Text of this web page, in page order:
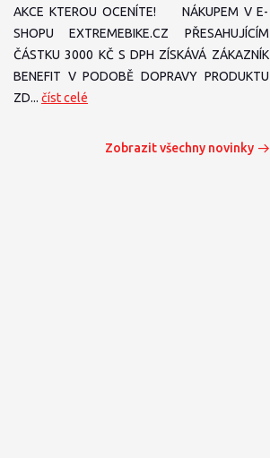
AKCE KTEROU OCENÍTE! NÁKUPEM V E-
SHOPU EXTREMEBIKE.CZ PŘESAHUJÍCÍM
ČÁSTKU 3000 KČ S DPH ZÍSKÁVÁ ZÁKAZNÍK
BENEFIT V PODOBĚ DOPRAVY PRODUKTU
ZD... číst celé
Zobrazit všechny novinky